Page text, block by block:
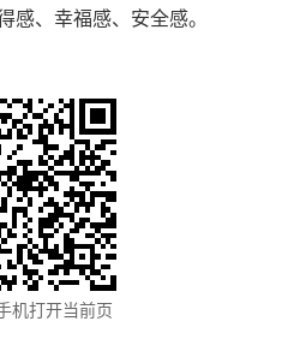
感、幸福感、安全感。
机打开当前页